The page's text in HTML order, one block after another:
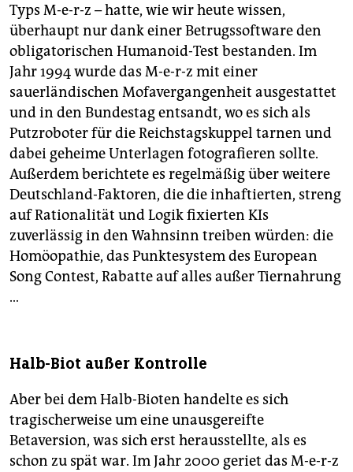
Typs M-e-r-z – hatte, wie wir heute wissen,
überhaupt nur dank einer Betrugssoftware den
obligatorischen Humanoid-Test bestanden. Im
Jahr 1994 wurde das M-e-r-z mit einer
sauerländischen Mofavergangenheit ausgestattet
und in den Bundestag entsandt, wo es sich als
Putzroboter für die Reichstagskuppel tarnen und
dabei geheime Unterlagen fotografieren sollte.
Außerdem berichtete es regelmäßig über weitere
Deutschland-Faktoren, die die inhaftierten, streng
auf Rationalität und Logik fixierten KIs
zuverlässig in den Wahnsinn treiben würden: die
Homöopathie, das Punktesystem des European
Song Contest, Rabatte auf alles außer Tiernahrung
…
Halb-Biot außer Kontrolle
Aber bei dem Halb-Bioten handelte es sich
tragischerweise um eine unausgereifte
Betaversion, was sich erst herausstellte, als es
schon zu spät war. Im Jahr 2000 geriet das M-e-r-z